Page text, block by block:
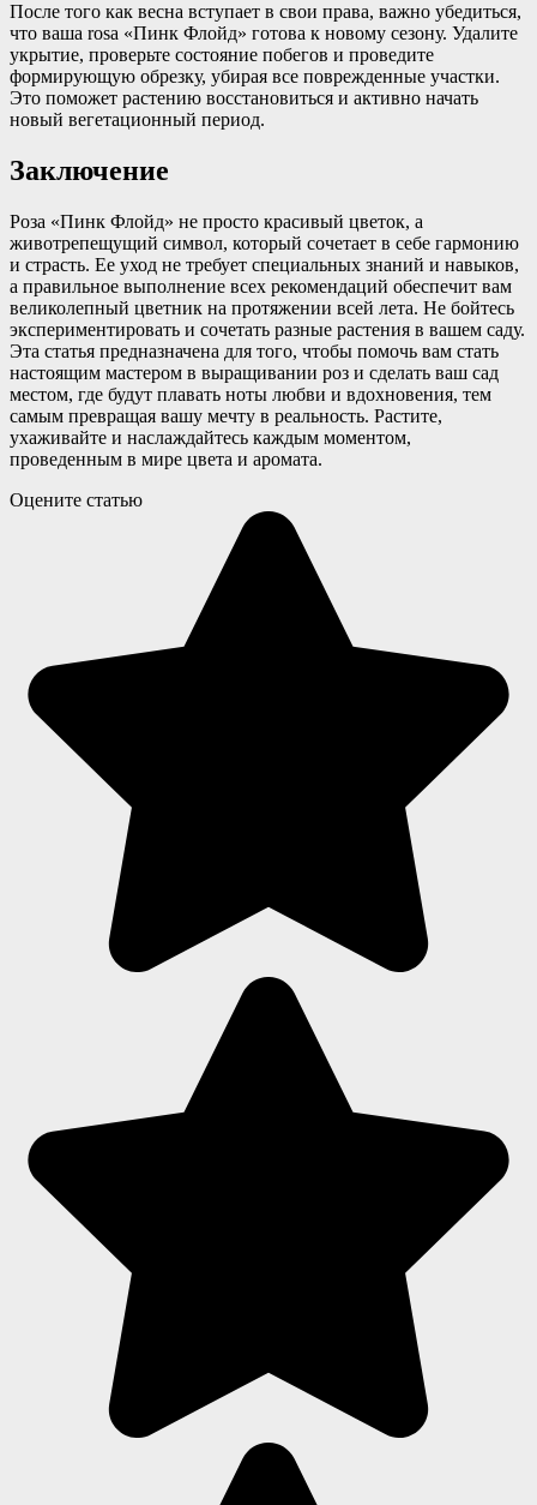
После того как весна вступает в свои права, важно убедиться,
что ваша rosa «Пинк Флойд» готова к новому сезону. Удалите
укрытие, проверьте состояние побегов и проведите
формирующую обрезку, убирая все поврежденные участки.
Это поможет растению восстановиться и активно начать
новый вегетационный период.
Заключение
Роза «Пинк Флойд» не просто красивый цветок, а
животрепещущий символ, который сочетает в себе гармонию
и страсть. Ее уход не требует специальных знаний и навыков,
а правильное выполнение всех рекомендаций обеспечит вам
великолепный цветник на протяжении всей лета. Не бойтесь
экспериментировать и сочетать разные растения в вашем саду.
Эта статья предназначена для того, чтобы помочь вам стать
настоящим мастером в выращивании роз и сделать ваш сад
местом, где будут плавать ноты любви и вдохновения, тем
самым превращая вашу мечту в реальность. Растите,
ухаживайте и наслаждайтесь каждым моментом,
проведенным в мире цвета и аромата.
Оцените статью